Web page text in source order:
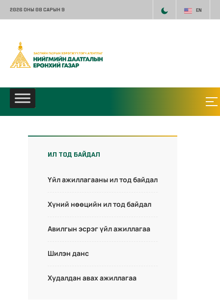
2026 ОНЫ 08 САРЫН 9 EN
ИЛ ТОД БАЙДАЛ
Үйл ажиллагааны ил тод байдал
Хүний нөөцийн ил тод байдал
Авилгын эсрэг үйл ажиллагаа
Шилэн данс
Худалдан авах ажиллагаа